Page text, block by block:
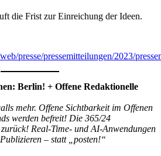
die Frist zur Einreichung der Ideen.
presse/pressemitteilungen/2023/
Berlin! + Offene Redaktionelle
mehr. Offene Sichtbarkeit im Offenen
werden befreit! Die 365/24
Real-Time- und AI-Anwendungen
– statt „posten!“